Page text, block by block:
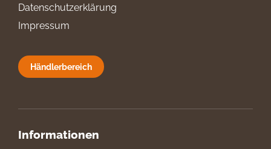
Datenschutzerklärung
Impressum
Händlerbereich
Informationen